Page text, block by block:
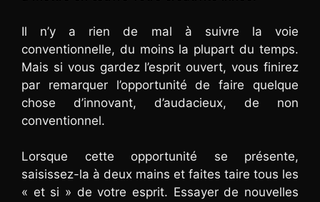
Il n’y a rien de mal à suivre la voie
conventionnelle, du moins la plupart du temps.
Mais si vous gardez l’esprit ouvert, vous finirez
par remarquer l’opportunité de faire quelque
chose d’innovant, d’audacieux, de non
conventionnel.
Lorsque cette opportunité se présente,
saisissez-la à deux mains et faites taire tous les
« et si » de votre esprit. Essayer de nouvelles